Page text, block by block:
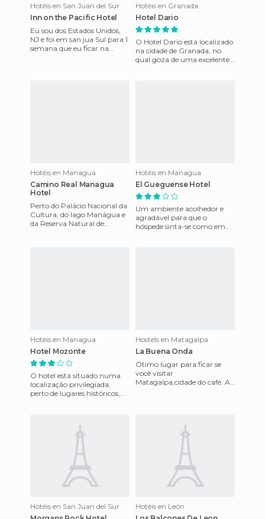
Hotéis en San Juan del Sur
Inn on the Pacific Hotel
Eu sou dos Estados Unidos,
NJ e foi em san jua Sul para 1
semana que eu ficar na
Hotéis en Granada
Hotel Dario
O Hotel Dario está localizado
na cidade de Granada, no
qual goza de uma excelente
Hotéis en Managua
Camino Real Managua
Hotel
Perto do Palácio Nacional da
Cultura, do lago Manágua e
da Reserva Natural de
Hotéis en Managua
El Gueguense Hotel
Um ambiente acolhedor e
agradável para que o
hóspede sinta-se como em
Hotéis en Managua
Hotel Mozonte
O hotel está situado numa
localização privilegiada,
perto de lugares históricos,
Hostels en Matagalpa
La Buena Onda
Ótimo lugar para ficar se
você visitar
Matagalpa,cidade do café. A
Hotéis en San Juan del Sur
Hotéis en León